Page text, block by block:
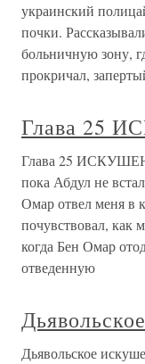
украинский
почки.
больничную зону,
прокричал,
Глава 25
Глава 25
пока Абдул не
Омар отвел меня в
почувствовал, как
когда Бен Омар
отведенную
Дьявольское